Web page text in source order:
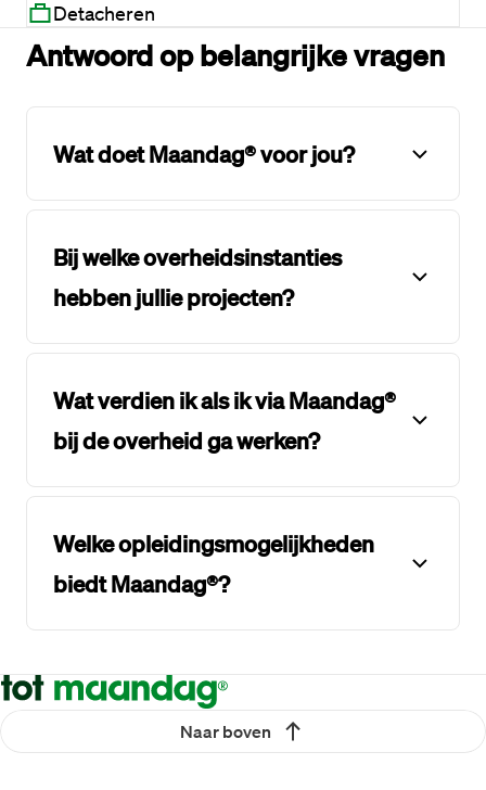
Detacheren
Antwoord op belangrijke vragen
Wat doet Maandag® voor jou?
Bij welke overheidsinstanties
hebben jullie projecten?
Wat verdien ik als ik via Maandag®
bij de overheid ga werken?
Welke opleidingsmogelijkheden
biedt Maandag®?
Naar boven